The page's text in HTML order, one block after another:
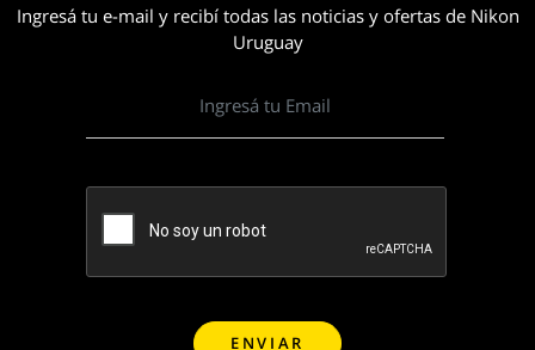
Ingresá tu e-mail y recibí todas las noticias y ofertas de Nikon
Uruguay